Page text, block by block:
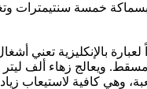
بسماكة خمسة سنتيمترات
ويعالج زهاء ألف ليتر من